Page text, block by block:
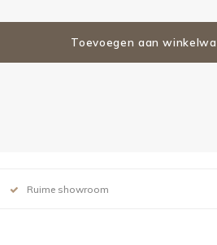
Toevoegen aan
Ruime showroom